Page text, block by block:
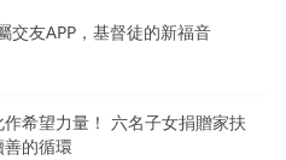
交友APP，基督徒的新福音
希望力量！ 六名子女捐贈家扶
善的循環